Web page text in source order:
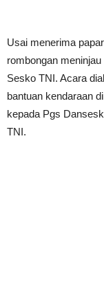
Usai menerima
rombongan
Sesko TNI. Acara
bantuan kendaraan
kepada Pgs
TNI.